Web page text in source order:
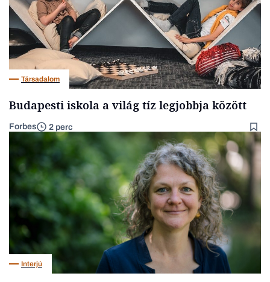
Társadalom
Budapesti iskola a világ tíz legjobbja között
Forbes 2 perc
Interjú